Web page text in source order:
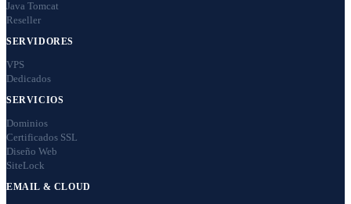
Java Tomcat
Reseller
SERVIDORES
VPS
Dedicados
SERVICIOS
Dominios
Certificados SSL
Diseño Web
SiteLock
EMAIL & CLOUD